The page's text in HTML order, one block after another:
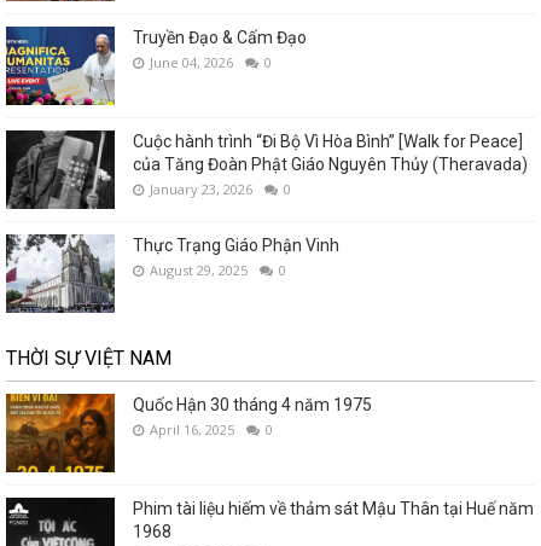
Truyền Đạo & Cấm Đạo
June 04, 2026 0
Cuộc hành trình “Đi Bộ Vì Hòa Bình” [Walk for Peace]
của Tăng Đoàn Phật Giáo Nguyên Thủy (Theravada)
January 23, 2026 0
Thực Trạng Giáo Phận Vinh
August 29, 2025 0
THỜI SỰ VIỆT NAM
Quốc Hận 30 tháng 4 năm 1975
April 16, 2025 0
Phim tài liệu hiếm về thảm sát Mậu Thân tại Huế năm
1968